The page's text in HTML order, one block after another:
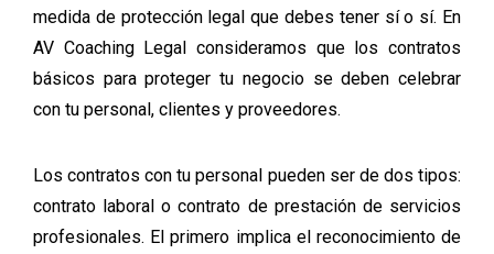
medida de protección legal que debes tener sí o sí. En
AV Coaching Legal consideramos que los contratos
básicos para proteger tu negocio se deben celebrar
con tu personal, clientes y proveedores.
Los contratos con tu personal pueden ser de dos tipos:
contrato laboral o contrato de prestación de servicios
profesionales. El primero implica el reconocimiento de